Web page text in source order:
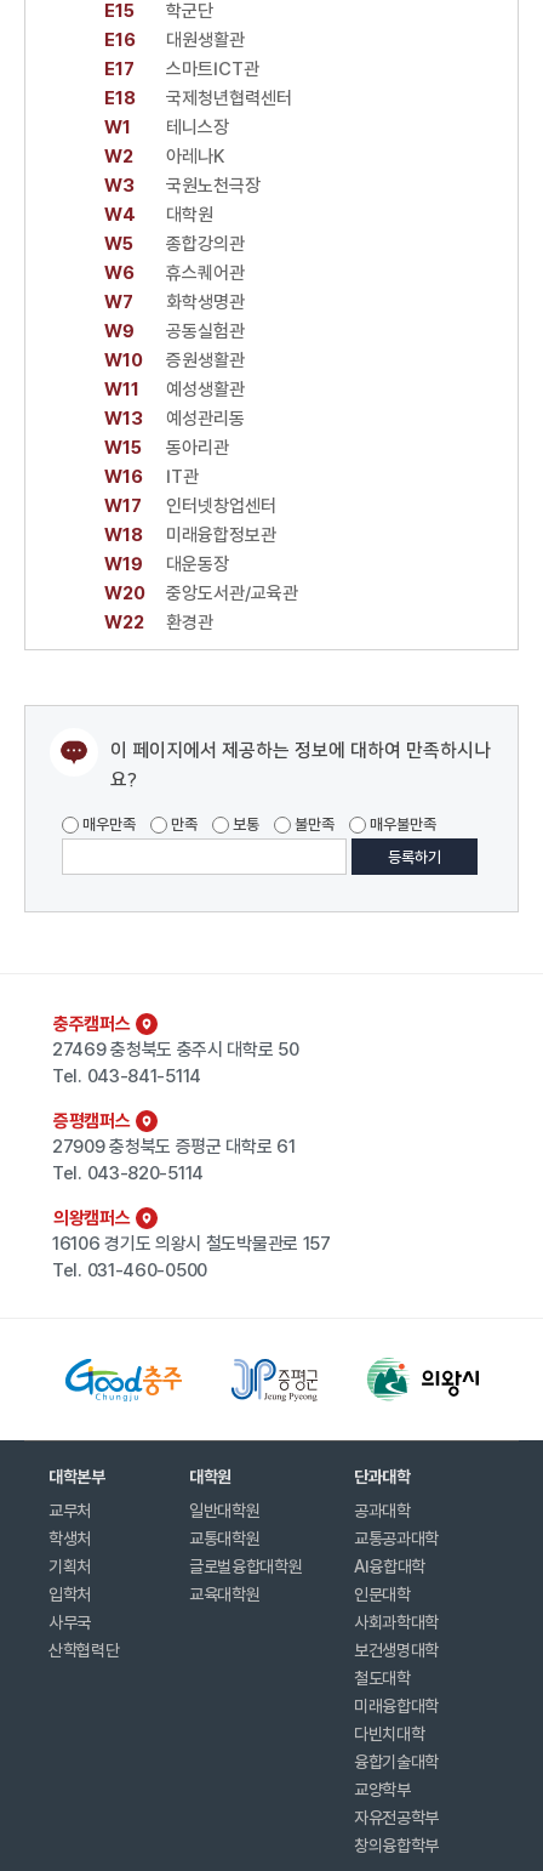
E15
학군단
E16
대원생활관
E17
스마트ICT관
E18
국제청년협력센터
W1
테니스장
W2
아레나K
W3
국원노천극장
W4
대학원
W5
종합강의관
W6
휴스퀘어관
W7
화학생명관
W9
공동실험관
W10
증원생활관
W11
예성생활관
W13
예성관리동
W15
동아리관
W16
IT관
W17
인터넷창업센터
W18
미래융합정보관
W19
대운동장
W20
중앙도서관/교육관
W22
환경관
이 페이지에서 제공하는 정보에 대하여 만족하시나
요?
매우만족 만족 보통 불만족 매우불만족
충주캠퍼스
27469 충청북도 충주시 대학로 50
Tel. 043-841-5114
증평캠퍼스
27909 충청북도 증평군 대학로 61
Tel. 043-820-5114
의왕캠퍼스
16106 경기도 의왕시 철도박물관로 157
Tel. 031-460-0500
대학본부
교무처
학생처
기획처
입학처
사무국
산학협력단
대학원
일반대학원
교통대학원
글로벌융합대학원
교육대학원
단과대학
공과대학
교통공과대학
AI융합대학
인문대학
사회과학대학
보건생명대학
철도대학
미래융합대학
다빈치대학
융합기술대학
교양학부
자유전공학부
창의융합학부